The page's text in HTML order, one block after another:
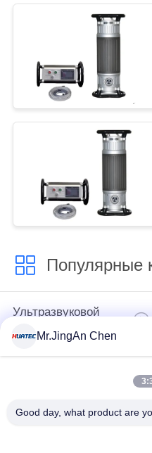
Популярные
Ультразвуковой
дефектоскоп
Mr.JingAn Chen
Good day, what product are